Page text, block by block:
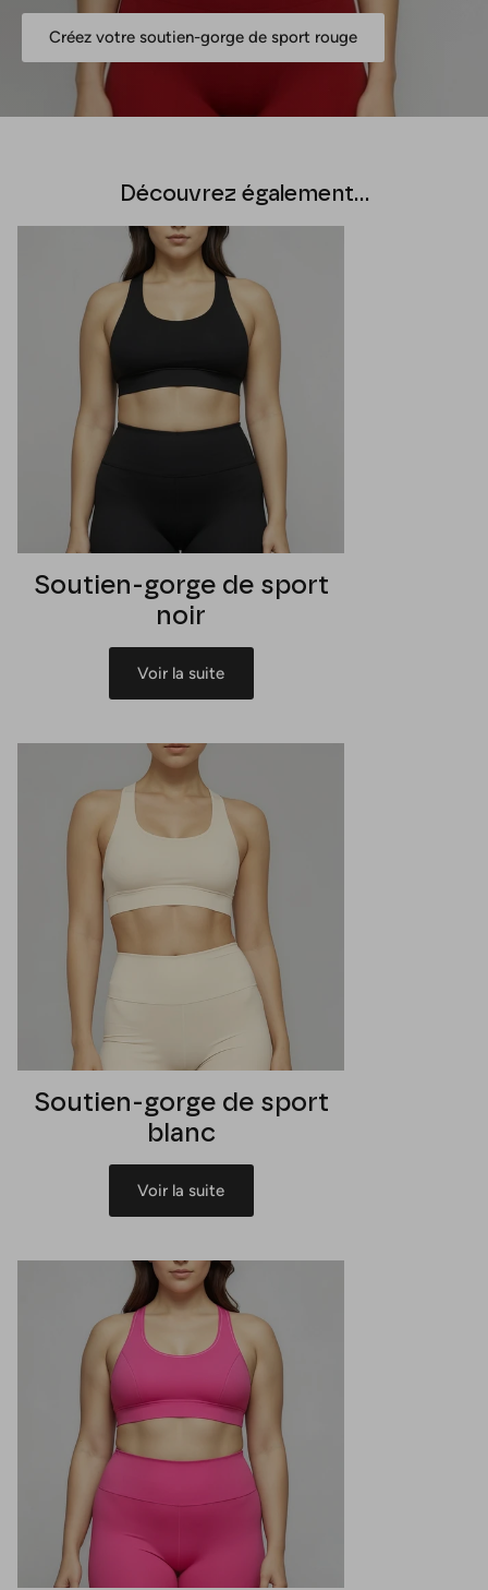
Créez votre soutien-gorge de sport rouge
Découvrez également...
Soutien-gorge de sport
noir
Voir la suite
Soutien-gorge de sport
blanc
Voir la suite